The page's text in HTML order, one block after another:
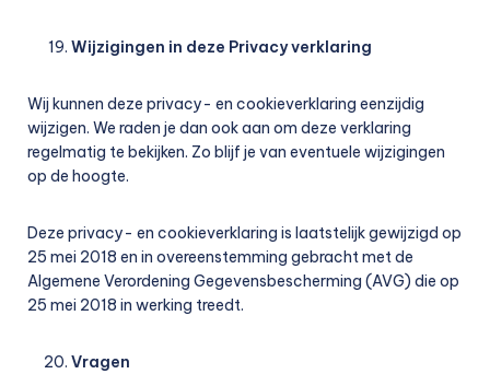
Wijzigingen in deze Privacy verklaring
Wij kunnen deze privacy- en cookieverklaring eenzijdig
wijzigen. We raden je dan ook aan om deze verklaring
regelmatig te bekijken. Zo blijf je van eventuele wijzigingen
op de hoogte.
Deze privacy- en cookieverklaring is laatstelijk gewijzigd op
25 mei 2018 en in overeenstemming gebracht met de
Algemene Verordening Gegevensbescherming (AVG) die op
25 mei 2018 in werking treedt.
Vragen